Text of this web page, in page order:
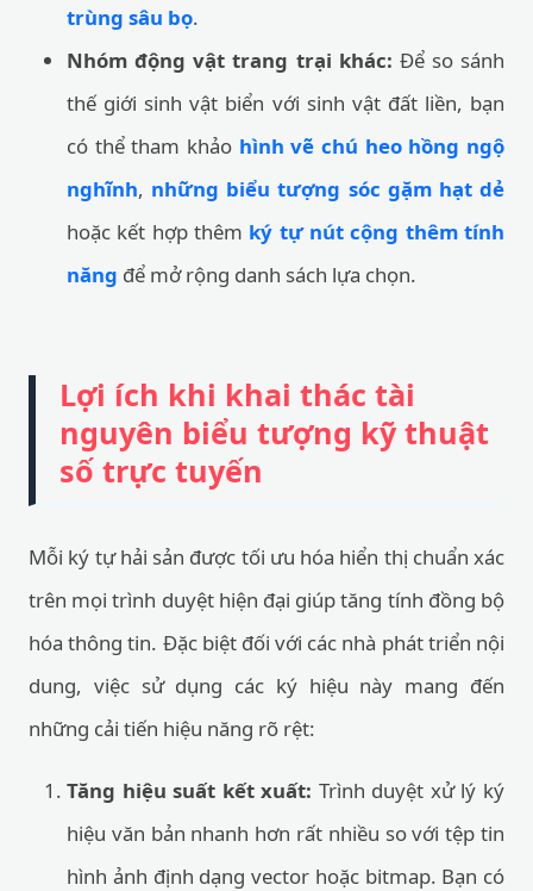
trùng sâu bọ.
Nhóm động vật trang trại khác: Để so sánh
thế giới sinh vật biển với sinh vật đất liền, bạn
có thể tham khảo hình vẽ chú heo hồng ngộ
nghĩnh, những biểu tượng sóc gặm hạt dẻ
hoặc kết hợp thêm ký tự nút cộng thêm tính
năng để mở rộng danh sách lựa chọn.
Lợi ích khi khai thác tài
nguyên biểu tượng kỹ thuật
số trực tuyến
Mỗi ký tự hải sản được tối ưu hóa hiển thị chuẩn xác
trên mọi trình duyệt hiện đại giúp tăng tính đồng bộ
hóa thông tin. Đặc biệt đối với các nhà phát triển nội
dung, việc sử dụng các ký hiệu này mang đến
những cải tiến hiệu năng rõ rệt:
Tăng hiệu suất kết xuất: Trình duyệt xử lý ký
hiệu văn bản nhanh hơn rất nhiều so với tệp tin
hình ảnh định dạng vector hoặc bitmap. Bạn có